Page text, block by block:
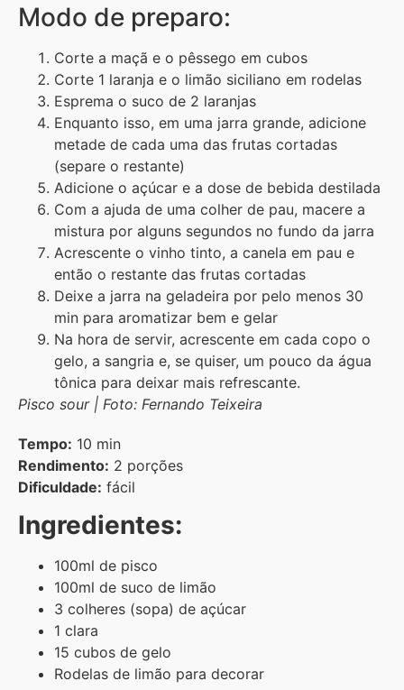
Modo de preparo:
Corte a maçã e o pêssego em cubos
Corte 1 laranja e o limão siciliano em rodelas
Esprema o suco de 2 laranjas
Enquanto isso, em uma jarra grande, adicione
metade de cada uma das frutas cortadas
(separe o restante)
Adicione o açúcar e a dose de bebida destilada
Com a ajuda de uma colher de pau, macere a
mistura por alguns segundos no fundo da jarra
Acrescente o vinho tinto, a canela em pau e
então o restante das frutas cortadas
Deixe a jarra na geladeira por pelo menos 30
min para aromatizar bem e gelar
Na hora de servir, acrescente em cada copo o
gelo, a sangria e, se quiser, um pouco da água
tônica para deixar mais refrescante.
Pisco sour | Foto: Fernando Teixeira
Tempo: 10 min
Rendimento: 2 porções
Dificuldade: fácil
Ingredientes:
100ml de pisco
100ml de suco de limão
3 colheres (sopa) de açúcar
1 clara
15 cubos de gelo
Rodelas de limão para decorar